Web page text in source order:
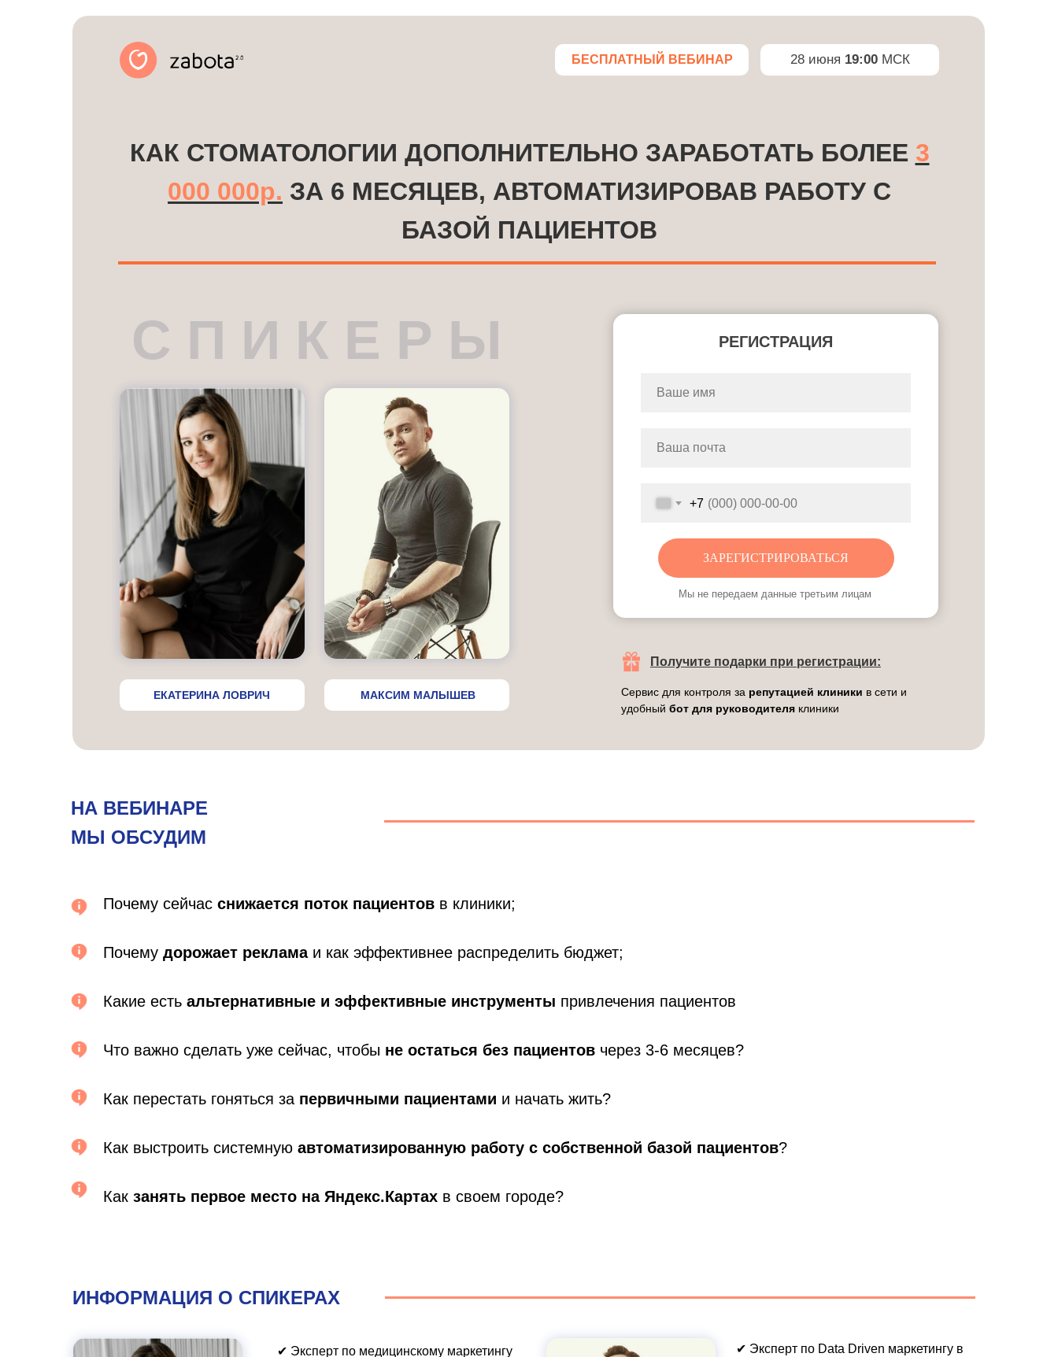
БЕСПЛАТНЫЙ ВЕБИНАР 28 июня 19:00МСК
С П И К Е Р Ы
+7
ЗАРЕГИСТРИРОВАТЬСЯ
Мы не передаем данные третьим лицам
РЕГИСТРАЦИЯ
КАК СТОМАТОЛОГИИ ДОПОЛНИТЕЛЬНО ЗАРАБОТАТЬ БОЛЕЕ 3
000 000р. ЗА 6 МЕСЯЦЕВ, АВТОМАТИЗИРОВАВ РАБОТУ С
БАЗОЙ ПАЦИЕНТОВ
Получите подарки при регистрации:
Сервис для контроля за репутацией клиники в сети и
удобный бот для руководителя клиники
ЕКАТЕРИНА ЛОВРИЧ МАКСИМ МАЛЫШЕВ
НА ВЕБИНАРЕ
МЫ ОБСУДИМ
Почему сейчас снижается поток пациентов в клиники;
Почему дорожает рекламаи как эффективнее распределить бюджет;
Какие есть альтернативные и эффективные инструменты привлечения пациентов
Что важно сделать уже сейчас, чтобы не остаться без пациентов через 3-6 месяцев?
Как перестать гоняться за первичными пациентами и начать жить?
Как выстроить системную автоматизированную работу с собственной базой пациентов?
Как занять первое место на Яндекс.Картах в своем городе?
ИНФОРМАЦИЯ О СПИКЕРАХ
✔ Эксперт по медицинскому маркетингу
✔ Эксперт по Data Driven маркетингу в